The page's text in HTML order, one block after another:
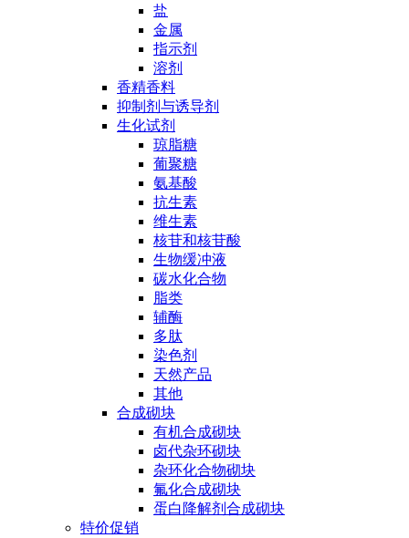
盐
金属
指示剂
溶剂
香精香料
抑制剂与诱导剂
生化试剂
琼脂糖
葡聚糖
氨基酸
抗生素
维生素
核苷和核苷酸
生物缓冲液
碳水化合物
脂类
辅酶
多肽
染色剂
天然产品
其他
合成砌块
有机合成砌块
卤代杂环砌块
杂环化合物砌块
氟化合成砌块
蛋白降解剂合成砌块
特价促销